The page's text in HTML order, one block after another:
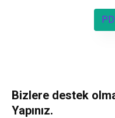
Bizlere destek
Yapınız.